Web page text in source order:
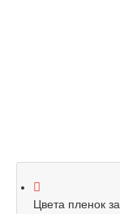
Цвета пленок